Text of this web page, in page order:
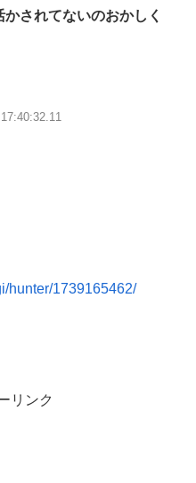
されてないのおかしく
hunter/1739165462/
リンク